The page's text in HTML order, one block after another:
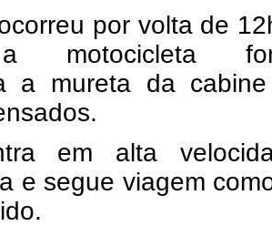
por volta de
motocicleta
a mureta da
em alta
e segue viagem